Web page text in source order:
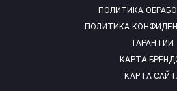
ПОЛИТИКА
ПОЛИТИКА
ГАРАНТИИ
КАРТА
КАРТА